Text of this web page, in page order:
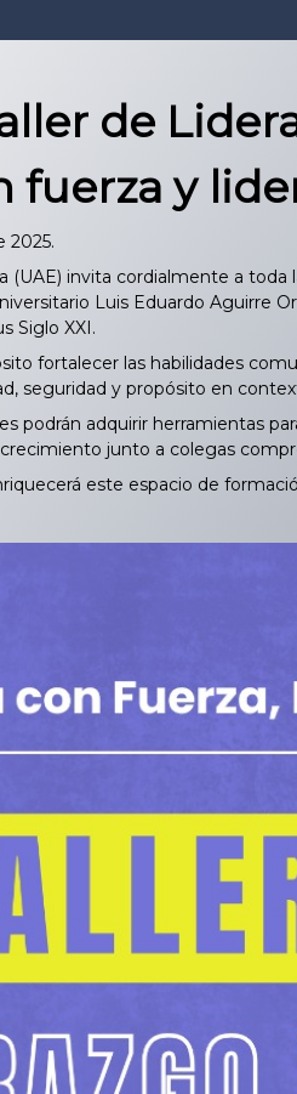
de
fuerza y
2025.
(UAE) invita cordialmente a
Luis Eduardo Aguirre
Siglo XXI.
fortalecer las habilidades
seguridad y propósito en
podrán adquirir herramientas
junto a colegas
este espacio de